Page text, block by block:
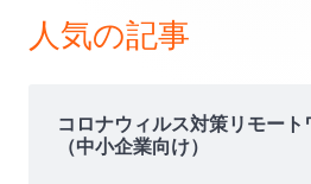
ン
人気の記事
コロナウィルス対策リモー
（中小企業向け）